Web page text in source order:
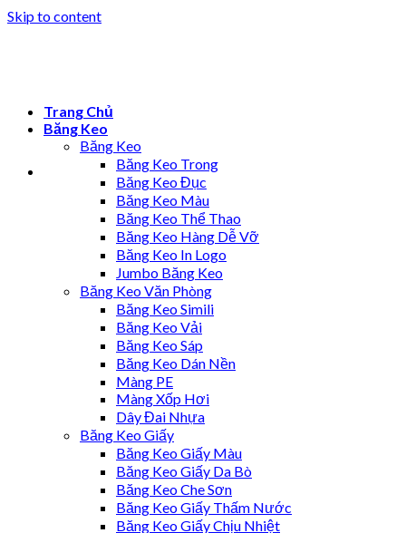
Skip to content
Trang Chủ
Băng Keo
Băng Keo
Băng Keo Trong
Băng Keo Đục
Băng Keo Màu
Băng Keo Thể Thao
Băng Keo Hàng Dễ Vỡ
Băng Keo In Logo
Jumbo Băng Keo
Băng Keo Văn Phòng
Băng Keo Simili
Băng Keo Vải
Băng Keo Sáp
Băng Keo Dán Nền
Màng PE
Màng Xốp Hơi
Dây Đai Nhựa
Băng Keo Giấy
Băng Keo Giấy Màu
Băng Keo Giấy Da Bò
Băng Keo Che Sơn
Băng Keo Giấy Thấm Nước
Băng Keo Giấy Chịu Nhiệt